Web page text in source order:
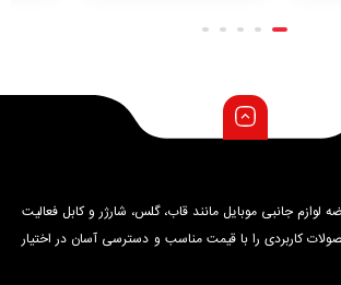
لوازم جانبی موبایل مانند قاب، گلس، شارژر و کابل فعالیت
کاربردی را با قیمت مناسب و دسترسی آسان در اختیار